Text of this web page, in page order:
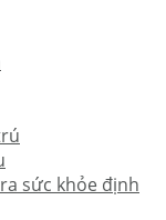
sức khỏe định